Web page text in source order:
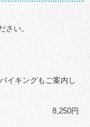
さい。
イキングもご案内し
8,250円